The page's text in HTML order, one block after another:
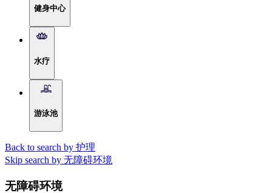
健身中心
水疗
游泳池
Back to search by 护理
Skip search by 无障碍环境
无障碍环境